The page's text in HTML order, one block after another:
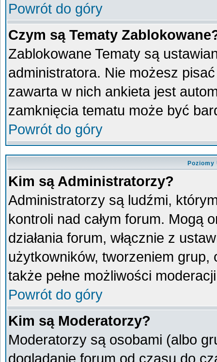
Powrót do góry
Czym są Tematy
Zablokowane Tematy są
administratora. Nie możesz
zawarta w nich ankieta jest
zamknięcia tematu może być
Powrót do góry
Kim są Administratorzy?
Administratorzy są ludźmi,
kontroli nad całym forum. Mogą
działania forum, włącznie z
użytkowników, tworzeniem
także pełne możliwości
Powrót do góry
Kim są Moderatorzy?
Moderatorzy są osobami (albo
doglądanie forum od czasu do